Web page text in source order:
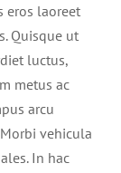
eros laoreet
Quisque ut
luctus,
metus ac
arcu
vehicula
In hac